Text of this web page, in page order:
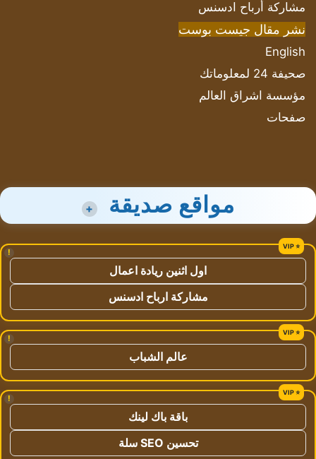
مشاركة أرباح ادسنس
نشر مقال جيست بوست
English
صحيفة 24 لمعلوماتك
مؤسسة اشراق العالم
صفحات
مواقع صديقة +
!
اول اثنين ريادة اعمال
مشاركة ارباح ادسنس
!
عالم الشباب
!
باقة باك لينك
تحسين SEO سلة